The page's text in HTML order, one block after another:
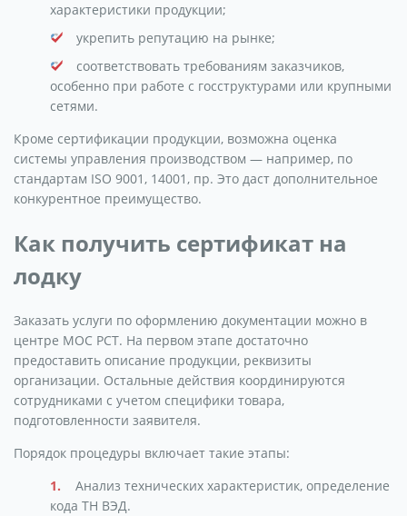
характеристики продукции;
укрепить репутацию на рынке;
соответствовать требованиям заказчиков,
особенно при работе с госструктурами или крупными
сетями.
Кроме сертификации продукции, возможна оценка
системы управления производством — например, по
стандартам ISO 9001, 14001, пр. Это даст дополнительное
конкурентное преимущество.
Как получить сертификат на
лодку
Заказать услуги по оформлению документации можно в
центре МОС РСТ. На первом этапе достаточно
предоставить описание продукции, реквизиты
организации. Остальные действия координируются
сотрудниками с учетом специфики товара,
подготовленности заявителя.
Порядок процедуры включает такие этапы:
Анализ технических характеристик, определение
кода ТН ВЭД.